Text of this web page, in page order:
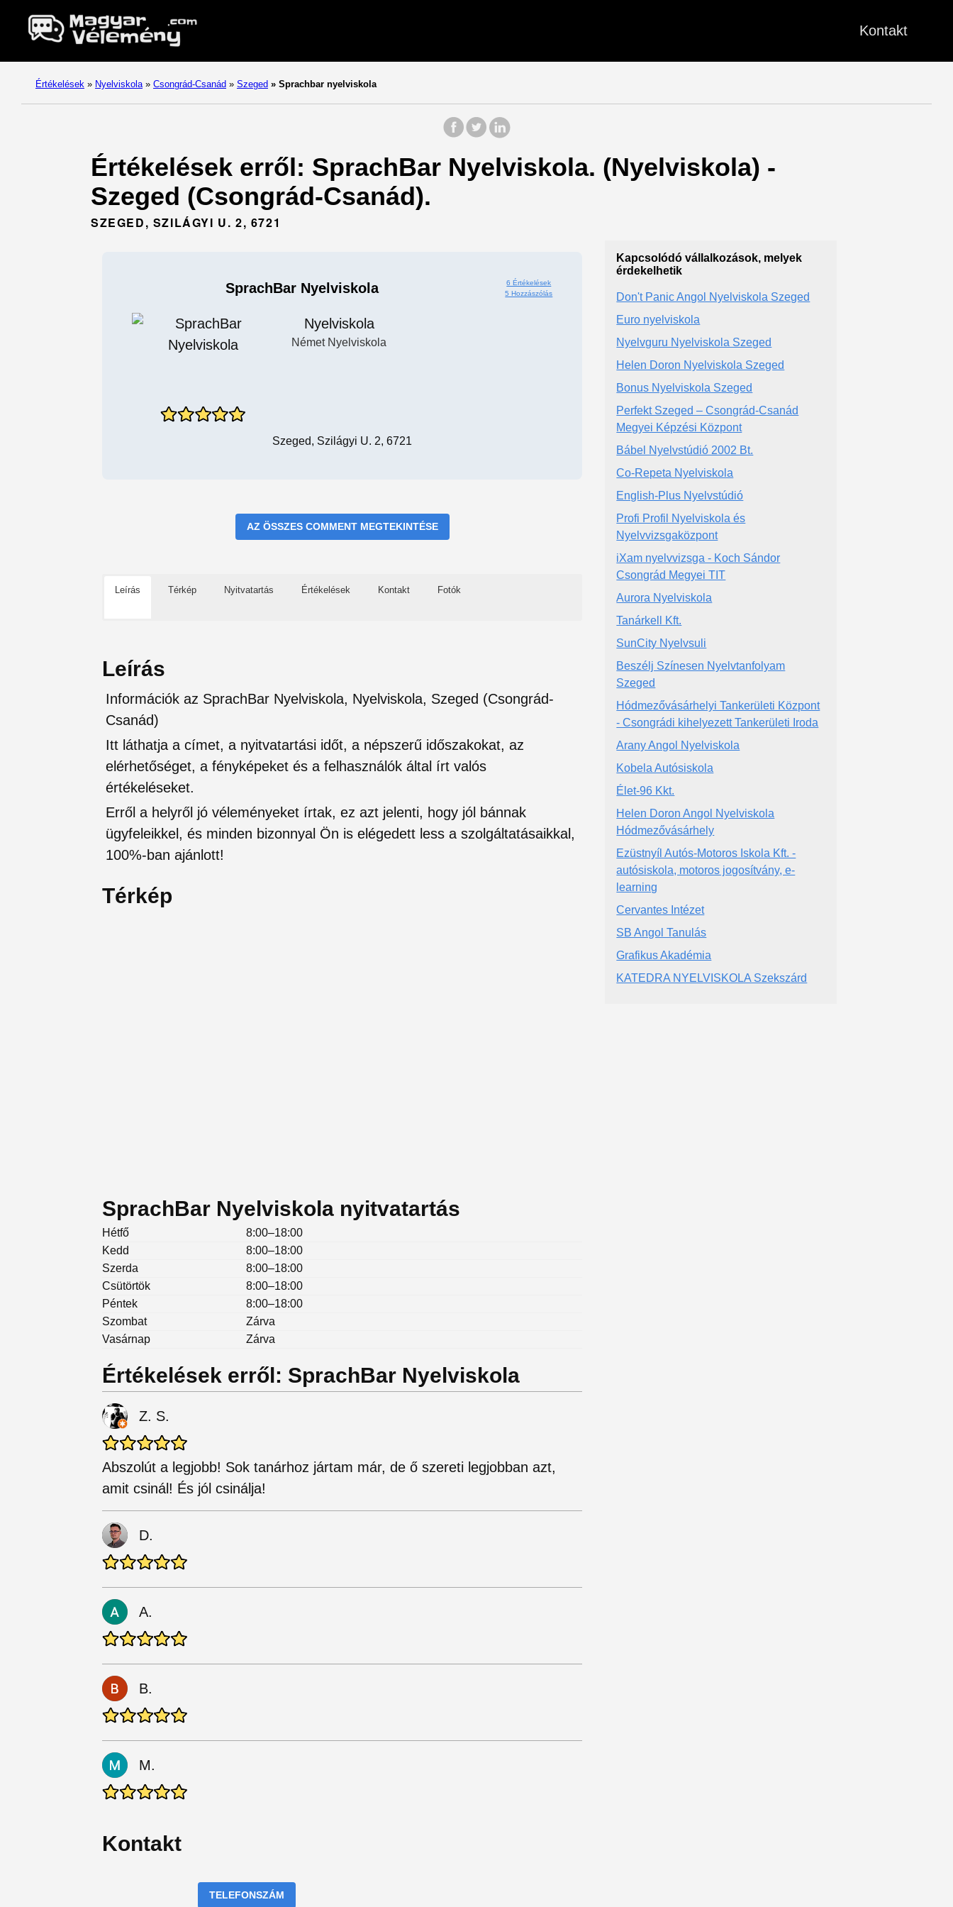
Kontakt
Értékelések » Nyelviskola » Csongrád-Csanád » Szeged » Sprachbar nyelviskola
Értékelések erről: SprachBar Nyelviskola. (Nyelviskola) -
Szeged (Csongrád-Csanád).
SZEGED, SZILÁGYI U. 2, 6721
SprachBar Nyelviskola
6 Értékelések
5 Hozzászólás
Nyelviskola
Német Nyelviskola
Szeged, Szilágyi U. 2, 6721
AZ ÖSSZES COMMENT MEGTEKINTÉSE
Leírás Térkép Nyitvatartás Értékelések Kontakt Fotók
Leírás
Információk az SprachBar Nyelviskola, Nyelviskola, Szeged (Csongrád-
Csanád)
Itt láthatja a címet, a nyitvatartási időt, a népszerű időszakokat, az
elérhetőséget, a fényképeket és a felhasználók által írt valós
értékeléseket.
Erről a helyről jó véleményeket írtak, ez azt jelenti, hogy jól bánnak
ügyfeleikkel, és minden bizonnyal Ön is elégedett less a szolgáltatásaikkal,
100%-ban ajánlott!
Térkép
SprachBar Nyelviskola nyitvatartás
Hétfő
8:00–18:00
Kedd
8:00–18:00
Szerda
8:00–18:00
Csütörtök
8:00–18:00
Péntek
8:00–18:00
Szombat
Zárva
Vasárnap
Zárva
Értékelések erről: SprachBar Nyelviskola
Z. S.
Abszolút a legjobb! Sok tanárhoz jártam már, de ő szereti legjobban azt,
amit csinál! És jól csinálja!
D.
A.
B.
M.
Kontakt
TELEFONSZÁM
Kapcsolódó vállalkozások, melyek
érdekelhetik
Don't Panic Angol Nyelviskola Szeged
Euro nyelviskola
Nyelvguru Nyelviskola Szeged
Helen Doron Nyelviskola Szeged
Bonus Nyelviskola Szeged
Perfekt Szeged – Csongrád-Csanád
Megyei Képzési Központ
Bábel Nyelvstúdió 2002 Bt.
Co-Repeta Nyelviskola
English-Plus Nyelvstúdió
Profi Profil Nyelviskola és
Nyelvvizsgaközpont
iXam nyelvvizsga - Koch Sándor
Csongrád Megyei TIT
Aurora Nyelviskola
Tanárkell Kft.
SunCity Nyelvsuli
Beszélj Színesen Nyelvtanfolyam
Szeged
Hódmezővásárhelyi Tankerületi Központ
- Csongrádi kihelyezett Tankerületi Iroda
Arany Angol Nyelviskola
Kobela Autósiskola
Élet-96 Kkt.
Helen Doron Angol Nyelviskola
Hódmezővásárhely
Ezüstnyíl Autós-Motoros Iskola Kft. -
autósiskola, motoros jogosítvány, e-
learning
Cervantes Intézet
SB Angol Tanulás
Grafikus Akadémia
KATEDRA NYELVISKOLA Szekszárd